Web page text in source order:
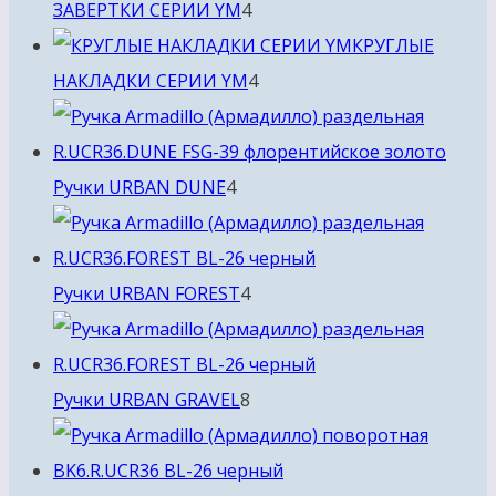
ЗАВЕРТКИ СЕРИИ YM44
товара
КРУГЛЫЕ
НАКЛАДКИ СЕРИИ YM44
товара
Ручки URBAN DUNE44
товара
Ручки URBAN FOREST44
товара
Ручки URBAN GRAVEL8
товаров